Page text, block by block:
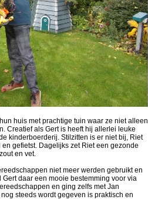
huis met prachtige tuin waar ze niet alleen
Creatief als Gert is heeft hij allerlei leuke
kinderboerderij. Stilzitten is er niet bij, Riet
gefietst. Dagelijks zet Riet een gezonde
en vet.
niet meer werden gebruikt en
daar een mooie bestemming voor via
en ging zelfs met Jan
steeds wordt gegeven is praktisch en